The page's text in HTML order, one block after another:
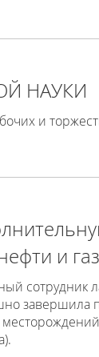
НАУКИ
и
и
сотрудник